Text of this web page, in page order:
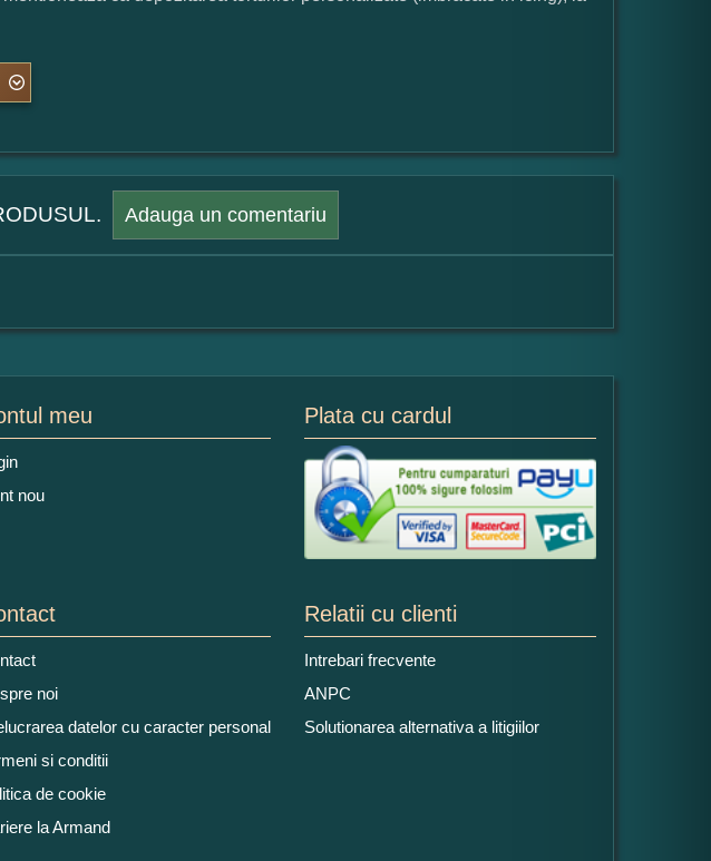
Adauga un comentariu
meu
nou
Plata cu cardul
noi
datelor cu caracter personal
si conditii
de cookie
la Armand
Relatii cu clienti
Intrebari frecvente
ANPC
Solutionarea alternativa a litigiilor